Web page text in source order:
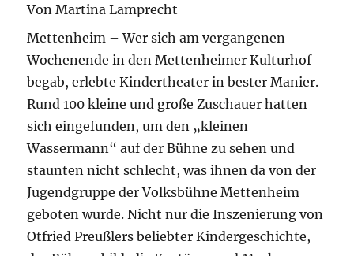
Von Martina Lamprecht
Mettenheim – Wer sich am vergangenen
Wochenende in den Mettenheimer Kulturhof
begab, erlebte Kindertheater in bester Manier.
Rund 100 kleine und große Zuschauer hatten
sich eingefunden, um den „kleinen
Wassermann“ auf der Bühne zu sehen und
staunten nicht schlecht, was ihnen da von der
Jugendgruppe der Volksbühne Mettenheim
geboten wurde. Nicht nur die Inszenierung von
Otfried Preußlers beliebter Kindergeschichte,